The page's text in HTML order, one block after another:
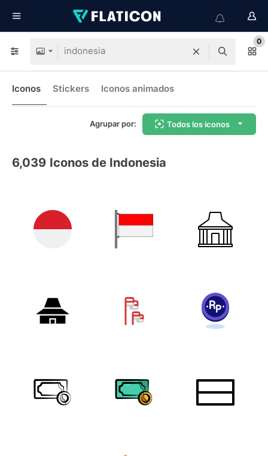
0
Iconos Stickers Iconos animados
Agrupar por: Todos los iconos
6,039 Iconos de Indonesia